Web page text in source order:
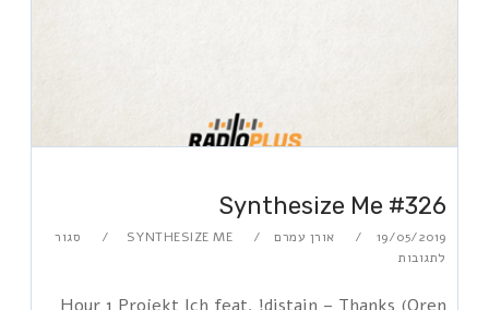
Synthesize Me #326
19/05/2019 אורן עמרם SYNTHESIZE ME
סגור
לתגובות